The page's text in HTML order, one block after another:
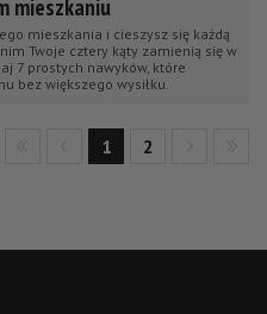
mieszkaniu
mieszkania i cieszysz się każdą
Twoje cztery kąty zamienią się w
7 prostych nawyków, które
bez większego wysiłku.
1 2